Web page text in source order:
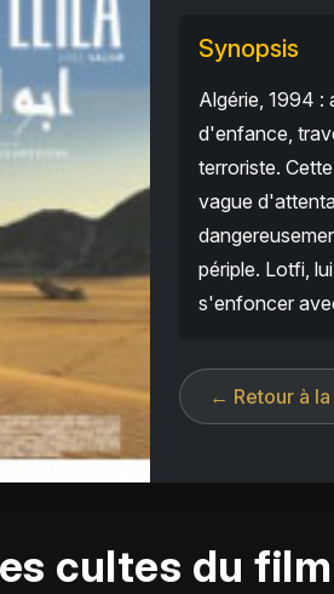
Synopsis
Algérie, 1994 :
d'enfance,
terroriste.
vague
périple. Lotfi,
s'enfoncer
← Retour à
cultes du film